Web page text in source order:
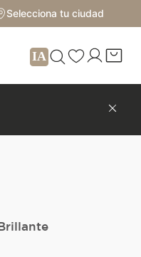
Sale hasta 70%
Selecciona tu ciudad